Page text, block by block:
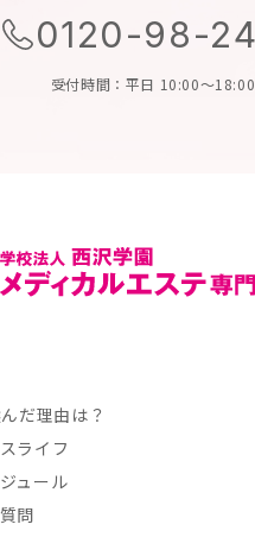
0120-98-
受付時間：平日 10:00～18:00
だ理由は？
ライフ
ュール
問